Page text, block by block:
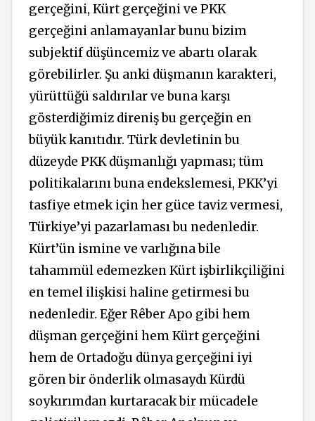
gerçeğini, Kürt gerçeğini ve PKK
gerçeğini anlamayanlar bunu bizim
subjektif düşüncemiz ve abartı olarak
görebilirler. Şu anki düşmanın karakteri,
yürüttüğü saldırılar ve buna karşı
gösterdiğimiz direniş bu gerçeğin en
büyük kanıtıdır. Türk devletinin bu
düzeyde PKK düşmanlığı yapması; tüm
politikalarını buna endekslemesi, PKK’yi
tasfiye etmek için her güce taviz vermesi,
Türkiye’yi pazarlaması bu nedenledir.
Kürt’ün ismine ve varlığına bile
tahammül edemezken Kürt işbirlikçiliğini
en temel ilişkisi haline getirmesi bu
nedenledir. Eğer Rêber Apo gibi hem
düşman gerçeğini hem Kürt gerçeğini
hem de Ortadoğu dünya gerçeğini iyi
gören bir önderlik olmasaydı Kürdü
soykırımdan kurtaracak bir mücadele